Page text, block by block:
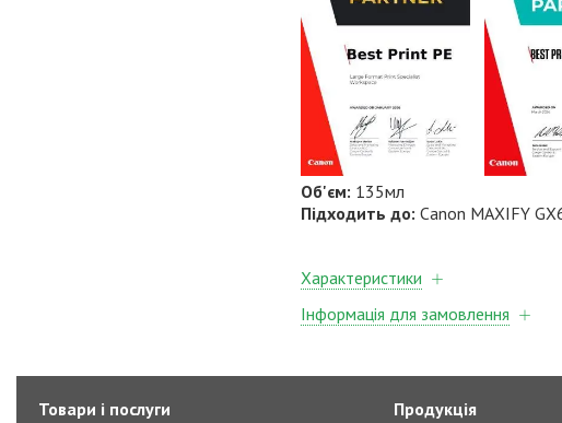
Об'єм: 135мл
Підходить до: Canon MAXIFY
Характеристики
Інформація для замовлення
Товари і послуги Продукція